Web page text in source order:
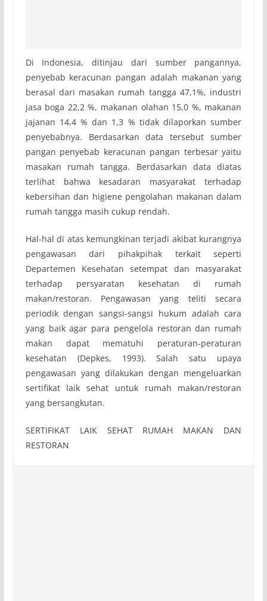
Di Indonesia, ditinjau dari sumber pangannya,
penyebab keracunan pangan adalah makanan yang
berasal dari masakan rumah tangga 47,1%, industri
jasa boga 22,2 %, makanan olahan 15,0 %, makanan
jajanan 14,4 % dan 1,3 % tidak dilaporkan sumber
penyebabnya. Berdasarkan data tersebut sumber
pangan penyebab keracunan pangan terbesar yaitu
masakan rumah tangga. Berdasarkan data diatas
terlihat bahwa kesadaran masyarakat terhadap
kebersihan dan higiene pengolahan makanan dalam
rumah tangga masih cukup rendah.
Hal-hal di atas kemungkinan terjadi akibat kurangnya
pengawasan dari pihak­pihak terkait seperti
Departemen Kesehatan setempat dan masyarakat
terhadap persyaratan kesehatan di rumah
makan/restoran. Pengawasan yang teliti secara
periodik dengan sangsi-sangsi hukum adalah cara
yang baik agar para pengelola restoran dan rumah
makan dapat mematuhi peraturan-peraturan
kesehatan (Depkes, 1993). Salah satu upaya
pengawasan yang dilakukan dengan mengeluarkan
sertifikat laik sehat untuk rumah makan/restoran
yang bersangkutan.
SERTIFIKAT LAIK SEHAT RUMAH MAKAN DAN
RESTORAN